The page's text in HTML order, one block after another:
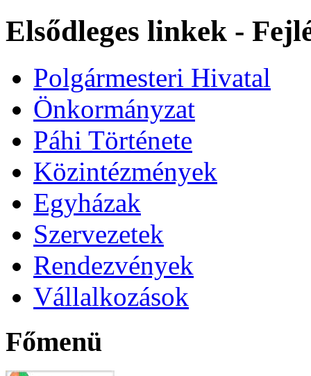
Elsődleges linkek -
Polgármesteri Hivatal
Önkormányzat
Páhi Története
Közintézmények
Egyházak
Szervezetek
Rendezvények
Vállalkozások
Főmenü